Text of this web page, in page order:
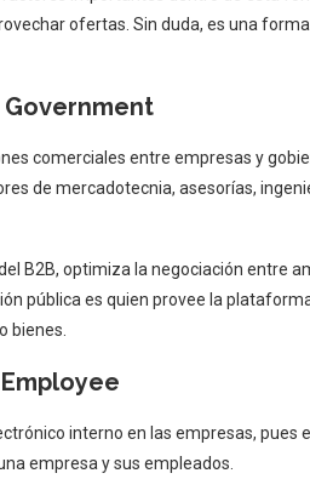
ofertas. Sin duda, es una
Government
comerciales entre empresas y
de mercadotecnia, asesorías,
B2B, optimiza la negociación entre
pública es quien provee la
bienes.
interno en las empresas,
empresa y sus empleados.